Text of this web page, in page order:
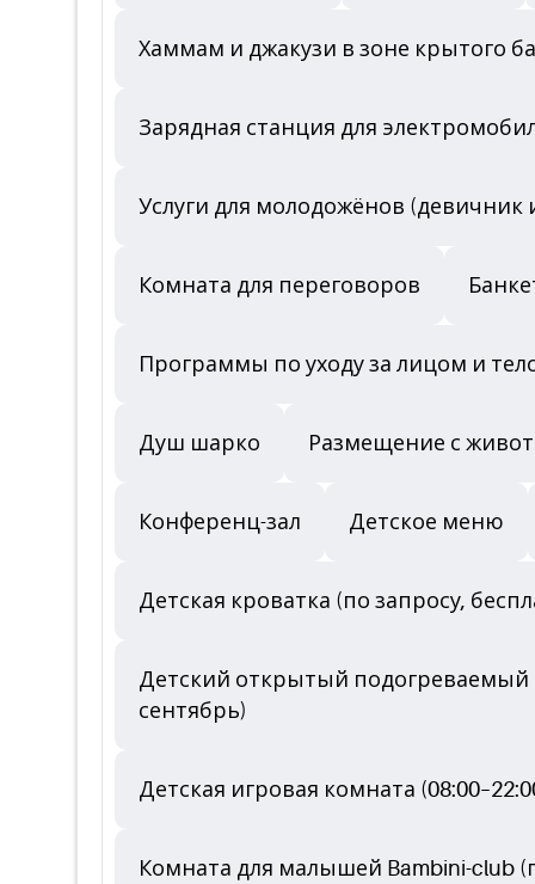
Хаммам и джакузи в зоне крытого
Зарядная станция для
Услуги для молодожёнов
Комната для переговоров
Программы по уходу за лицом и
Душ шарко Размещение с
Конференц-зал Детское меню
Детская кроватка (по запросу,
Детский открытый подогреваемый
сентябрь)
Детская игровая комната
Комната для малышей Bambini-club